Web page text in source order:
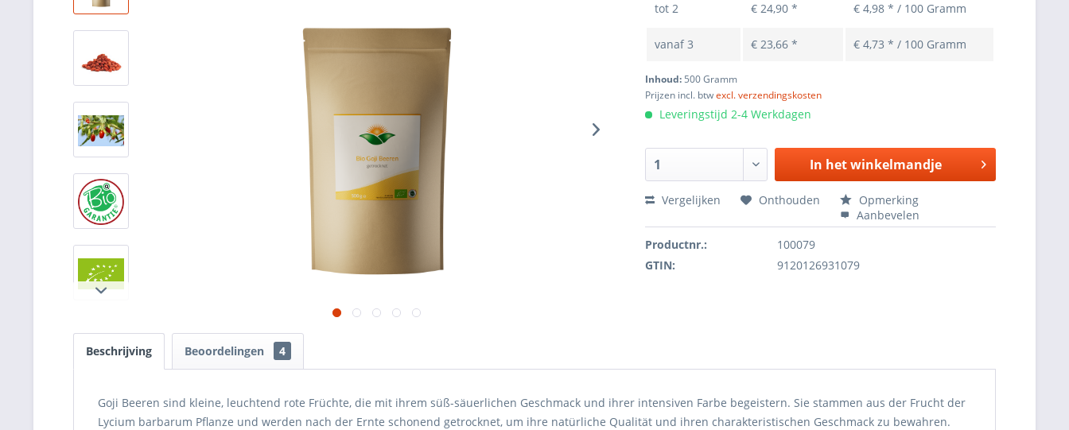
tot2 € 24,90 * € 4,98 * / 100 Gramm
vanaf3 € 23,66 * € 4,73 * / 100 Gramm
Inhoud: 500 Gramm
Prijzen incl. btwexcl. verzendingskosten
Leveringstijd 2-4 Werkdagen
In hetwinkelmandje
Vergelijken Onthouden
Opmerking
Aanbevelen
Productnr.:
100079
GTIN:
9120126931079
Beschrijving Beoordelingen 4
Goji Beeren sind kleine, leuchtend rote Früchte, die mit ihrem süß-säuerlichen Geschmack und ihrer intensiven Farbe begeistern. Sie stammen aus der Frucht der
Lycium barbarum Pflanze und werden nach der Ernte schonend getrocknet, um ihre natürliche Qualität und ihren charakteristischen Geschmack zu bewahren.